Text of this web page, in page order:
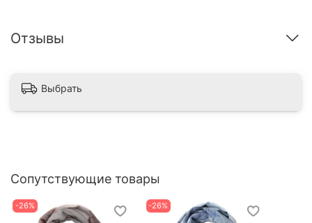
Отзывы
Выбрать
Сопутствующие товары
-26% -26%